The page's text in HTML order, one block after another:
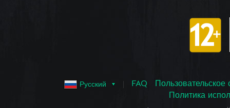
Русский FAQ
Политика